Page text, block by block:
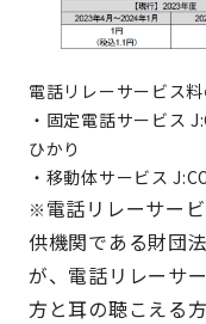
電話リレーサービス
・固定電話サービス
ひかり
・移動体サービス
※ 電話リレーサー
供機関である財団
が、電話リレーサ
方と耳の聴こえる